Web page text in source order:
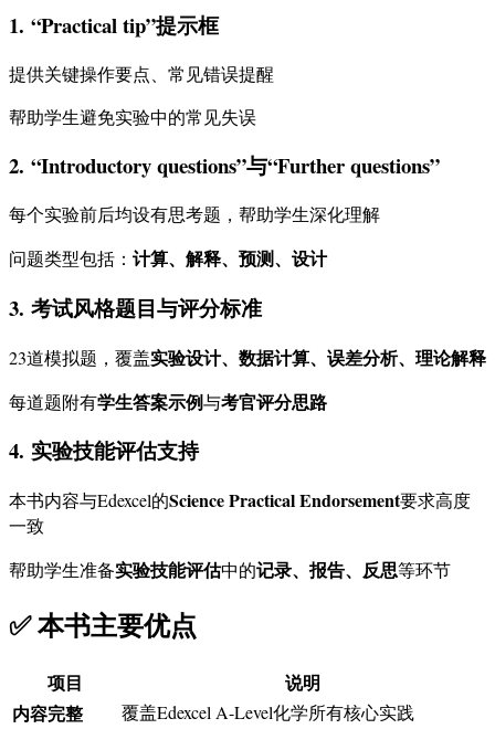
1. “Practical tip”提示框
提供关键操作要点、常见错误提醒
帮助学生避免实验中的常见失误
2. “Introductory questions”与“Further questions”
每个实验前后均设有思考题，帮助学生深化理解
问题类型包括： 计算、解释、预测、设计
3. 考试风格题目与评分标准
23道模拟题，覆盖实验设计、数据计算、误差分析、理论解释
每道题附有学生答案示例与考官评分思路
4. 实验技能评估支持
本书内容与Edexcel的Science Practical Endorsement要求高度
一致
帮助学生准备实验技能评估中的记录、报告、反思等环节
✅ 本书主要优点
项目
说明
内容完整
覆盖Edexcel A-Level化学所有核心实践